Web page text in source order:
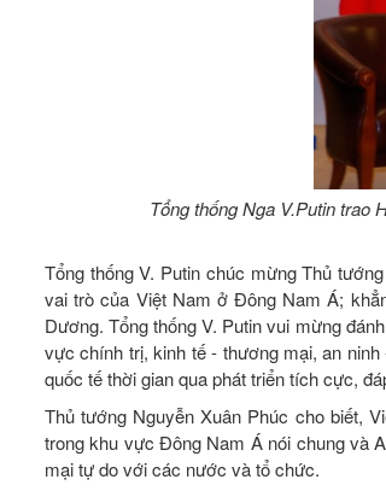
Tổng thống Nga V.Putin trao
Tổng thống V. Putin chúc mừng Thủ
vai trò của Việt Nam ở Đông Nam Á;
Dương. Tổng thống V. Putin vui mừng
vực chính trị, kinh tế - thương mại, an
quốc tế thời gian qua phát triển tích cực,
Thủ tướng Nguyễn Xuân Phúc cho biết,
trong khu vực Đông Nam Á nói chung và
mại tự do với các nước và tổ chức.